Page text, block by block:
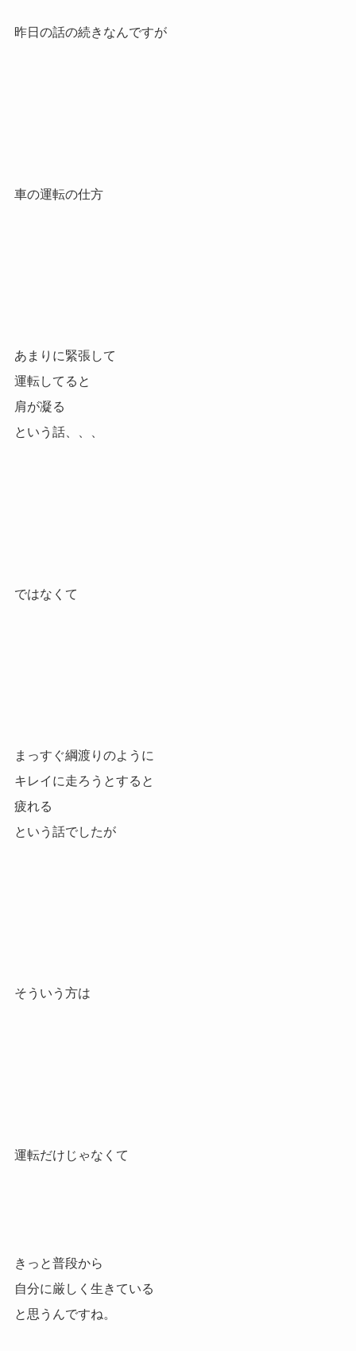
昨日の話の続きなんですが
車の運転の仕方
あまりに緊張して
運転してると
肩が凝る
という話、、、
ではなくて
まっすぐ綱渡りのように
キレイに走ろうとすると
疲れる
という話でしたが
そういう方は
運転だけじゃなくて
きっと普段から
自分に厳しく生きている
と思うんですね。